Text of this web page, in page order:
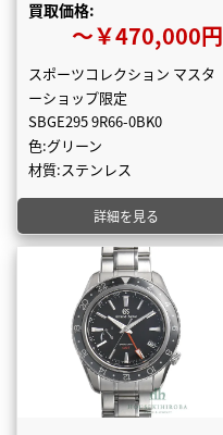
買取価格:
〜￥470,000円
スポーツコレクション マスタ
ーショップ限定
SBGE295 9R66-0BK0
色:グリーン
材質:ステンレス
詳細を見る